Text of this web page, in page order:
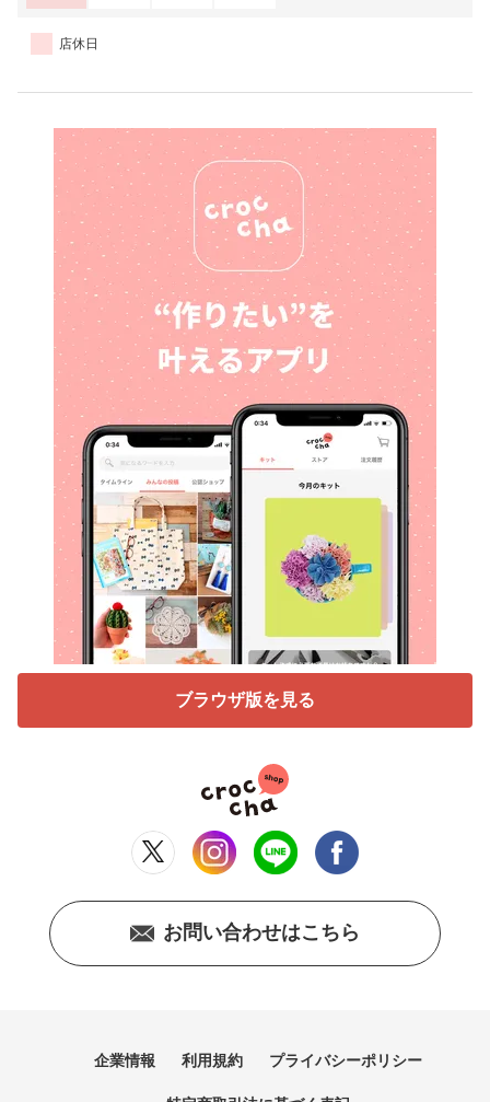
店休日
ブラウザ版を見る
お問い合わせはこちら
企業情報 利用規約 プライバシーポリシー